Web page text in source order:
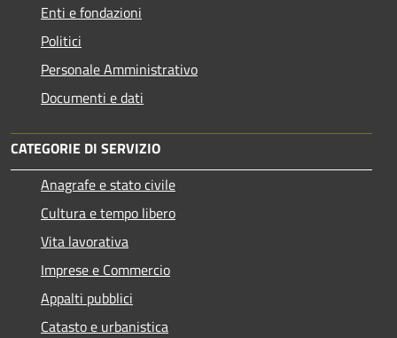
Enti e fondazioni
Politici
Personale Amministrativo
Documenti e dati
CATEGORIE DI SERVIZIO
Anagrafe e stato civile
Cultura e tempo libero
Vita lavorativa
Imprese e Commercio
Appalti pubblici
Catasto e urbanistica